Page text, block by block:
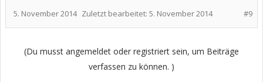
#9
5. November 2014 Zuletzt bearbeitet: 5. November 2014
(Du musst angemeldet oder registriert sein, um Beiträge
verfassen zu können. )